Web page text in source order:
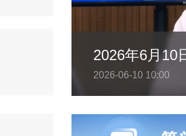
2026-06-10 10:00